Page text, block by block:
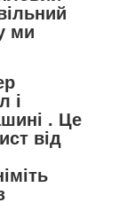
ми
і
. Це
від